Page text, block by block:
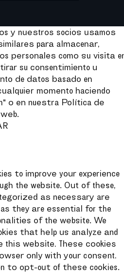
y nuestros socios usamos
para almacenar,
personales como su visita
su consentimiento u
de datos basado en
momento haciendo
o en nuestra Política de
to improve your experience
the website. Out of these,
as necessary are
they are essential for the
of the website. We
that help us analyze and
this website. These cookies
only with your consent.
to opt-out of these cookies.